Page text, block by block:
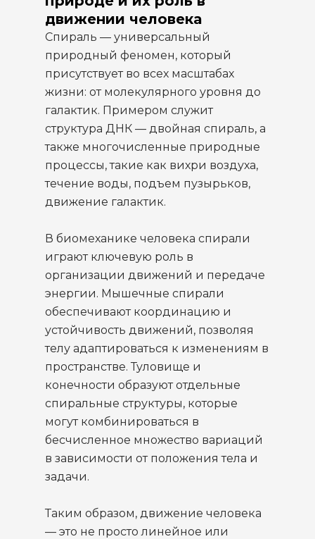
движении человека
Спираль — универсальный
природный феномен, который
присутствует во всех масштабах
жизни: от молекулярного уровня до
галактик. Примером служит
структура ДНК — двойная спираль, а
также многочисленные природные
процессы, такие как вихри воздуха,
течение воды, подъем пузырьков,
движение галактик.
В биомеханике человека спирали
играют ключевую роль в
организации движений и передаче
энергии. Мышечные спирали
обеспечивают координацию и
устойчивость движений, позволяя
телу адаптироваться к изменениям в
пространстве. Туловище и
конечности образуют отдельные
спиральные структуры, которые
могут комбинироваться в
бесчисленное множество вариаций
в зависимости от положения тела и
задачи.
Таким образом, движение человека
— это не просто линейное или